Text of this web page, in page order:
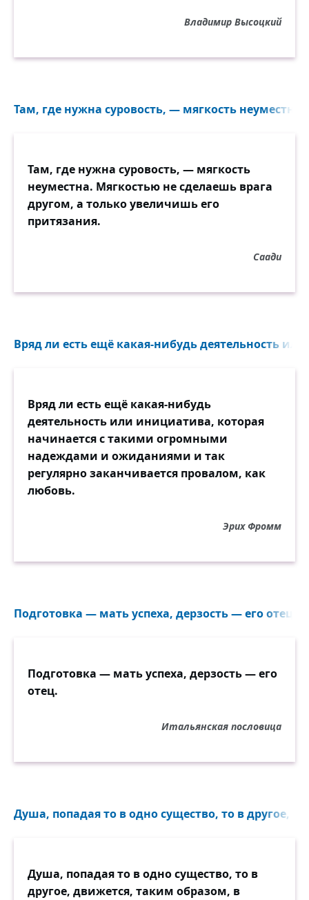
И пусть только я бы. Один, наконец,
Но сколько на свете людей и сердец
И я одного лишь в толк не возьму:
Люди так часто друг к другу глухи?!
Владимир Высоцкий
Там, где нужна суровость, — мягкость
Там, где нужна суровость, — мягкость
неуместна. Мягкостью не сделаешь врага
другом, а только увеличишь его
притязания.
Саади
Вряд ли есть ещё какая-нибудь деятельность
Вряд ли есть ещё какая-нибудь
деятельность или инициатива, которая
начинается с такими огромными
надеждами и ожиданиями и так
регулярно заканчивается провалом, как
любовь.
Эрих Фромм
Подготовка — мать успеха, дерзость — его отец...
Подготовка — мать успеха, дерзость — его
отец.
Итальянская пословица
Душа, попадая то в одно существо, то в другое,
Душа, попадая то в одно существо, то в
другое, движется, таким образом, в